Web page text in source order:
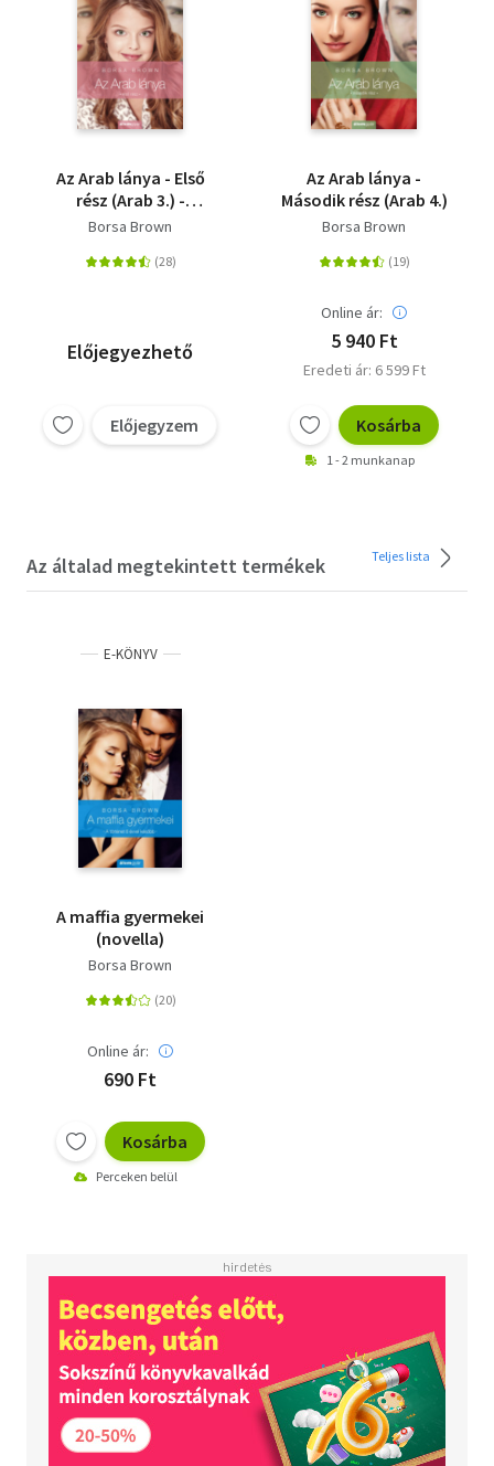
Az Arab lánya - Első
rész (Arab 3.) -
"Szenvedély Kelet és
Borsa Brown
Előjegyezhető
Előjegyzem
Az Arab lánya -
Második rész (Arab 4.)
Borsa Brown
Online ár:
5 940 Ft
Eredeti ár: 6 599 Ft
Kosárba
1 - 2 munkanap
Az általad megtekintett termékek Teljes lista
E-KÖNYV
A maffia gyermekei
(novella)
Borsa Brown
Online ár:
690 Ft
Kosárba
Perceken belül